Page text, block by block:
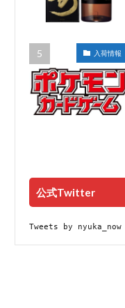
入荷情報
公式Twitter
Tweets by nyuka_now